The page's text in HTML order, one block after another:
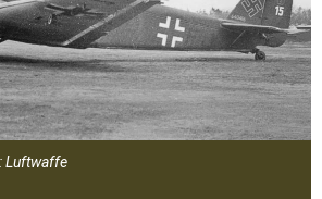
Luftwaffe